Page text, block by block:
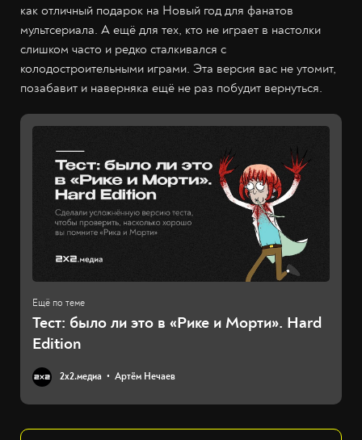
как отличный подарок на Новый год для фанатов
мультсериала. А ещё для тех, кто не играет в настолки
слишком часто и редко сталкивался с
колодостроительными играми. Эта версия вас не утомит,
позабавит и наверняка ещё не раз побудит вернуться.
Тест: было ли это в «Рике и Морти». Hard
Edition
2х2.медиа Артём Нечаев